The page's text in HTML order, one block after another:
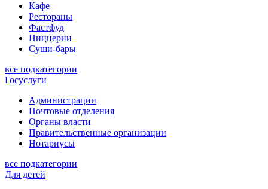
Кафе
Рестораны
Фастфуд
Пиццерии
Суши-бары
все подкатегории
Госуслуги
Администрации
Почтовые отделения
Органы власти
Правительственные организации
Нотариусы
все подкатегории
Для детей